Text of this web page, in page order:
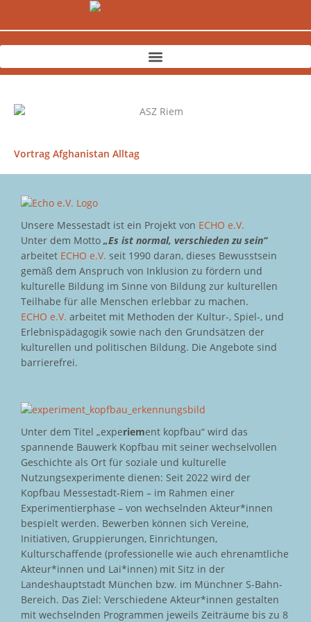
Vortrag Afghanistan Alltag
Unsere Messestadt ist ein Projekt von ECHO e.V.
Unter dem Motto „Es ist normal, verschieden zu sein“
arbeitet ECHO e.V. seit 1990 daran, dieses Bewusstsein
gemäß dem Anspruch von Inklusion zu fördern und
kulturelle Bildung im Sinne von Bildung zur kulturellen
Teilhabe für alle Menschen erlebbar zu machen.
ECHO e.V. arbeitet mit Methoden der Kultur-, Spiel-, und
Erlebnispädagogik sowie nach den Grundsätzen der
kulturellen und politischen Bildung. Die Angebote sind
barrierefrei.
Unter dem Titel „experiement kopfbau“ wird das
spannende Bauwerk Kopfbau mit seiner wechselvollen
Geschichte als Ort für soziale und kulturelle
Nutzungsexperimente dienen: Seit 2022 wird der
Kopfbau Messestadt-Riem – im Rahmen einer
Experimentierphase – von wechselnden Akteur*innen
bespielt werden. Bewerben können sich Vereine,
Initiativen, Gruppierungen, Einrichtungen,
Kulturschaffende (professionelle wie auch ehrenamtliche
Akteur*innen und Lai*innen) mit Sitz in der
Landeshauptstadt München bzw. im Münchner S-Bahn-
Bereich. Das Ziel: Verschiedene Akteur*innen gestalten
mit wechselnden Programmen jeweils Zeiträume bis zu 8